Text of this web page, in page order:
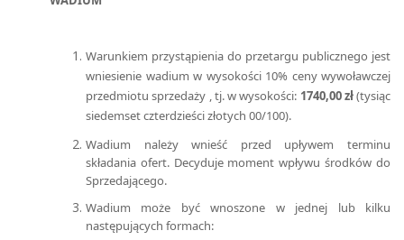
Warunkiem przystąpienia do przetargu publicznego jest
wniesienie wadium w wysokości 10% ceny wywoławczej
przedmiotu sprzedaży , tj. w wysokości: 1740,00 zł(tysiąc
siedemset czterdzieści złotych 00/100).
Wadium należy wnieść przed upływem terminu
składania ofert. Decyduje moment wpływu środków do
Sprzedającego.
Wadium może być wnoszone w jednej lub kilku
następujących formach: